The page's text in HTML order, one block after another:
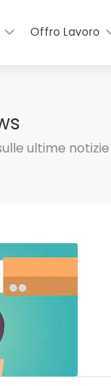
Offro Lavoro
ultime notizie